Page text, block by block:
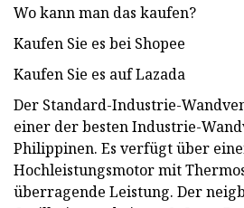
Wo kann man das kaufen?
Kaufen Sie es bei Shopee
Kaufen Sie es auf Lazada
Der Standard-Industrie-
einer der besten Industrie-
Philippinen. Es verfügt über
Hochleistungsmotor mit
überragende Leistung. Der